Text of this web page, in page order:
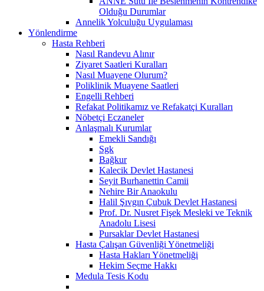
Olduğu Durumlar
Annelik Yolculuğu Uygulaması
Yönlendirme
Hasta Rehberi
Nasıl Randevu Alınır
Ziyaret Saatleri Kuralları
Nasıl Muayene Olurum?
Poliklinik Muayene Saatleri
Engelli Rehberi
Refakat Politikamız ve Refakatçi Kuralları
Nöbetçi Eczaneler
Anlaşmalı Kurumlar
Emekli Sandığı
Sgk
Bağkur
Kalecik Devlet Hastanesi
Seyit Burhanettin Camii
Nehire Bir Anaokulu
Halil Şıvgın Çubuk Devlet Hastanesi
Prof. Dr. Nusret Fişek Mesleki ve Teknik
Anadolu Lisesi
Pursaklar Devlet Hastanesi
Hasta Çalışan Güvenliği Yönetmeliği
Hasta Hakları Yönetmeliği
Hekim Seçme Hakkı
Medula Tesis Kodu